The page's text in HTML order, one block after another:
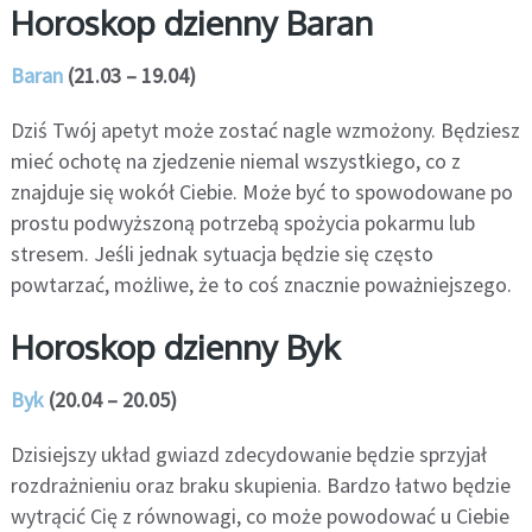
Horoskop dzienny Baran
Baran(21.03 – 19.04)
Dziś Twój apetyt może zostać nagle wzmożony. Będziesz
mieć ochotę na zjedzenie niemal wszystkiego, co z
znajduje się wokół Ciebie. Może być to spowodowane po
prostu podwyższoną potrzebą spożycia pokarmu lub
stresem. Jeśli jednak sytuacja będzie się często
powtarzać, możliwe, że to coś znacznie poważniejszego.
Horoskop dzienny Byk
Byk(20.04 – 20.05)
Dzisiejszy układ gwiazd zdecydowanie będzie sprzyjał
rozdrażnieniu oraz braku skupienia. Bardzo łatwo będzie
wytrącić Cię z równowagi, co może powodować u Ciebie